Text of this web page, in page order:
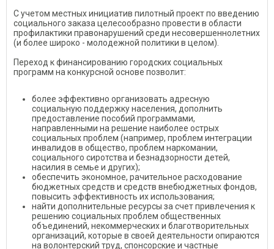
С учетом местных инициатив пилотный проект по введению
социального заказа целесообразно провести в области
профилактики правонарушений среди несовершеннолетних
(и более широко - молодежной политики в целом).
Переход к финансированию городских социальных
программ на конкурсной основе позволит:
более эффективно организовать адресную
социальную поддержку населения, дополнить
предоставление пособий программами,
направленными на решение наиболее острых
социальных проблем (например, проблем интеграции
инвалидов в общество, проблем наркомании,
социального сиротства и безнадзорности детей,
насилия в семье и других);
обеспечить экономное, рачительное расходование
бюджетных средств и средств внебюджетных фондов,
повысить эффективность их использования;
найти дополнительные ресурсы за счет привлечения к
решению социальных проблем общественных
объединений, некоммерческих и благотворительных
организаций, которые в своей деятельности опираются
на волонтерский труд, спонсорские и частные